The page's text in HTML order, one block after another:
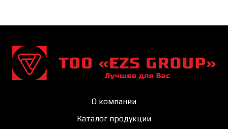
О компании
Каталог продукции